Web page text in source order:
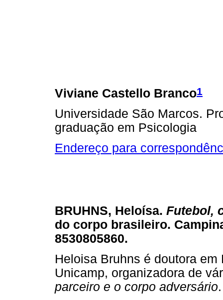
Viviane Castello Branco1
Universidade São Marcos.
graduação em Psicologia
Endereço para
BRUHNS, Heloísa. Futebol,
do corpo brasileiro.
8530805860.
Heloisa Bruhns é doutora
Unicamp, organizadora de
parceiro e o corpo adversário.